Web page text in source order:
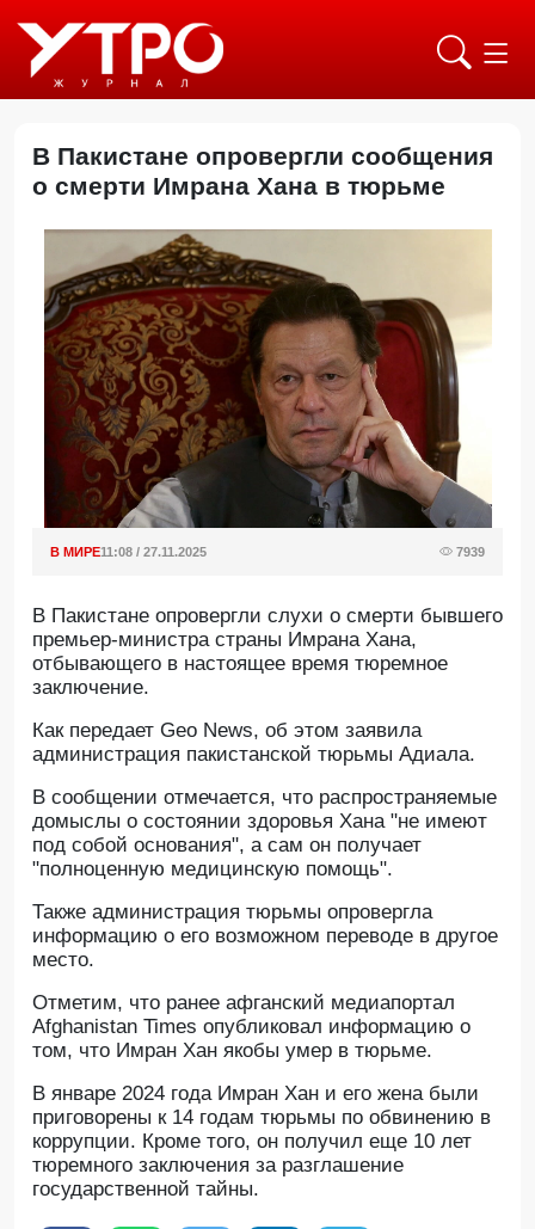
В Пакистане опровергли сообщения
о смерти Имрана Хана в тюрьме
В МИРЕ11:08 / 27.11.2025 7939
В Пакистане опровергли слухи о смерти бывшего
премьер-министра страны Имрана Хана,
отбывающего в настоящее время тюремное
заключение.
Как передает Geo News, об этом заявила
администрация пакистанской тюрьмы Адиала.
В сообщении отмечается, что распространяемые
домыслы о состоянии здоровья Хана "не имеют
под собой основания", а сам он получает
"полноценную медицинскую помощь".
Также администрация тюрьмы опровергла
информацию о его возможном переводе в другое
место.
Отметим, что ранее афганский медиапортал
Afghanistan Times опубликовал информацию о
том, что Имран Хан якобы умер в тюрьме.
В январе 2024 года Имран Хан и его жена были
приговорены к 14 годам тюрьмы по обвинению в
коррупции. Кроме того, он получил еще 10 лет
тюремного заключения за разглашение
государственной тайны.